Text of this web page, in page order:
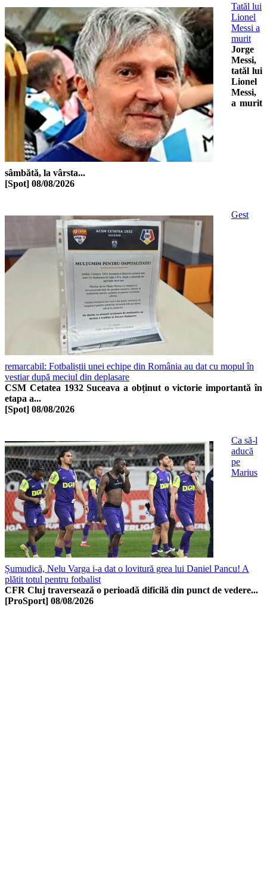
Tatăl lui
Lionel
Messi a
murit
Jorge
Messi,
tatăl lui
Lionel
Messi,
a murit
sâmbătă, la vârsta...
[Spot] 08/08/2026
Gest
remarcabil: Fotbaliștii unei echipe din România au dat cu mopul în
vestiar după meciul din deplasare
CSM Cetatea 1932 Suceava a obținut o victorie importantă în
etapa a...
[Spot] 08/08/2026
Ca să-l
aducă
pe
Marius
Șumudică, Nelu Varga i-a dat o lovitură grea lui Daniel Pancu! A
plătit totul pentru fotbalist
CFR Cluj traversează o perioadă dificilă din punct de vedere...
[ProSport] 08/08/2026